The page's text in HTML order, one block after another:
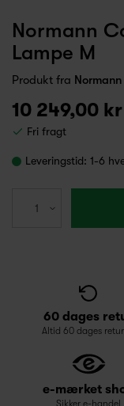
Normann
Lampe M
Produkt fra
10 249,00 kr
Fri fragt
Leveringstid: 1-6
60 dages
Altid 60 dages
e-mærket
Sikker e-handel